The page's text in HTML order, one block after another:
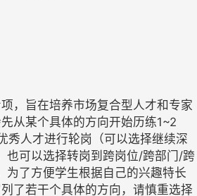
，旨在培养市场复合型人才和专家
从某个具体的方向开始历练1~2
秀人才进行轮岗（可以选择继续深
也可以选择转岗到跨岗位/跨部门/跨
为了方便学生根据自己的兴趣特长
了若干个具体的方向，请慎重选择